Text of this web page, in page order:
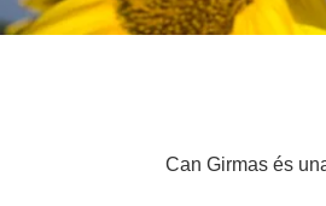
Can Girmas és